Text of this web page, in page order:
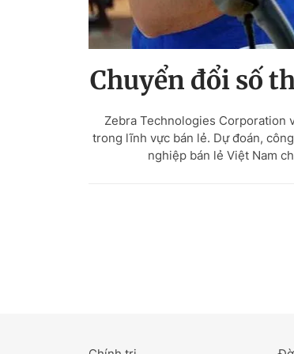
Chuyển đổi số
Zebra Technologies Corporation
trong lĩnh vực bán lẻ. Dự đoán,
nghiệp bán lẻ Việt Nam